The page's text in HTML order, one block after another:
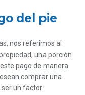
del pie
nos referimos al
una porción
pago de manera
comprar una
ser un factor